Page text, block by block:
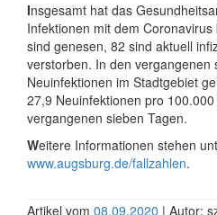
Insgesamt hat das
Infektionen mit dem
sind genesen, 82 sind aktuell
verstorben. In den vergangenen
Neuinfektionen im Stadtgebiet
27,9 Neuinfektionen pro
vergangenen sieben Tagen.
Weitere Informationen stehen
www.augsburg.de/fallzahlen.
Artikel vom 08.09.2020 | Autor: